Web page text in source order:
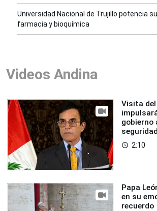
Universidad Nacional de Trujillo potencia
farmacia y bioquímica
Videos Andina
Visita del
gobierno
seguridad
access_time 2:10
Papa
en su
recuerdo